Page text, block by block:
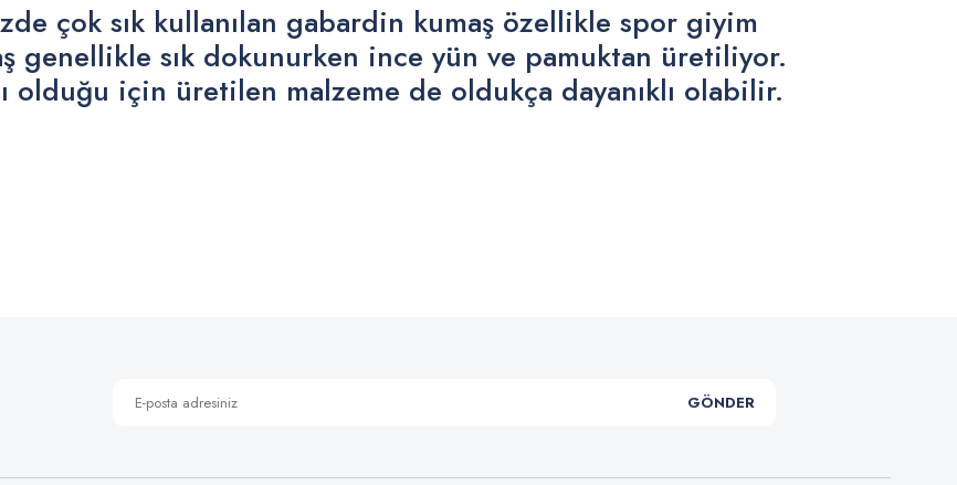
çok sık kullanılan gabardin kumaş özellikle spor giyim
genellikle sık dokunurken ince yün ve pamuktan üretiliyor.
olduğu için üretilen malzeme de oldukça dayanıklı olabilir.
GÖNDER